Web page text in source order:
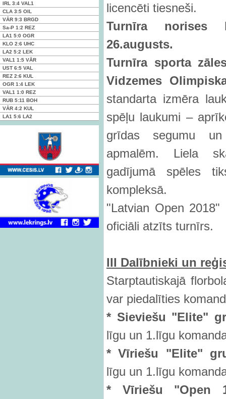
IRL 3:4 VAL1
CLA 3:5 OIL
VĀR 9:3 BRGD
Sa-P 1:2 REZ
LA1 5:0 OGR
KLO 2:6 UHC
LA2 5:2 LEK
VAL1 1:5 VĀR
UST 6:5 VAL
REZ 2:6 KUL
OGR 1:4 LEK
VAL1 1:0 REZ
RUB 5:11 BOH
VĀR 4:2 KUL
LA1 5:6 LA2
licencēti tiesneši.
Turnīra norises
26.augusts.
Turnīra sporta zā
Vidzemes
standarta izmēra
spēļu laukumi –
grīdas segumu
apmalēm. Liela
gadījumā spēles
kompleksā.
"Latvian Open
oficiāli atzīts turnīrs.
III Dalībnieki un
Starptautiskajā
var piedalīties
* Sieviešu "Elite"
līgu un 1.līgu
* Vīriešu "Elite"
līgu un 1.līgu
* Vīriešu "Open